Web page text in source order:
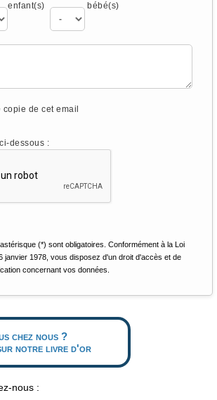
enfant(s) bébé(s)
de cet email
dessous :
(*) sont obligatoires. Conformément à la Loi
janvier 1978, vous disposez d'un droit d'accès et de
concernant vos données.
chez nous ?
notre livre d'or
nous :